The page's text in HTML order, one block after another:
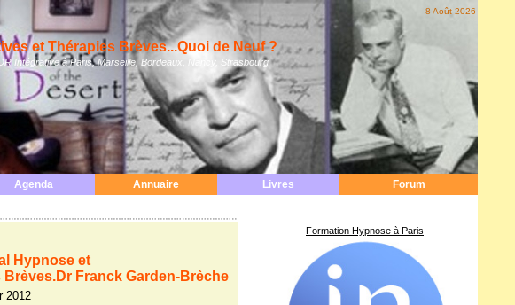
8 Août 2026
et Thérapies Brèves...Quoi de Neuf ?
Intégrative à Paris, Marseille, Bordeaux, Nancy, Strasbourg
Agenda Annuaire Livres Forum
Hypnose et
Franck Garden-Brèche
2012
Formation Hypnose à Paris